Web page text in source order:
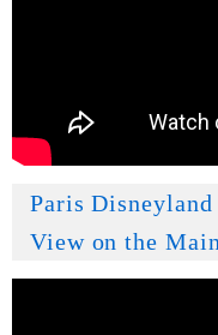
Paris
View on the